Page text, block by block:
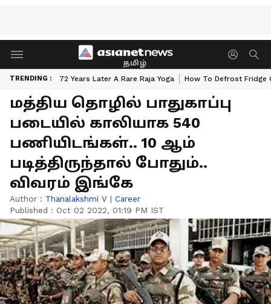
தமிழ்
TRENDING : 72 Years Later A Rare Raja Yoga How To Defrost Fridge
மத்திய தொழில் பாதுகாப்பு
படையில் காலியாக 540
பணியிடங்கள்.. 10 ஆம்
படித்திருந்தால் போதும்..
விவரம் இங்கே
Author : Thanalakshmi V | Career
Published : Oct 02 2022, 01:19 PM IST